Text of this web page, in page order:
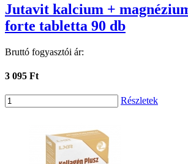
Jutavit kalcium +
forte tabletta 90 db
Bruttó fogyasztói ár:
3 095 Ft
Részletek